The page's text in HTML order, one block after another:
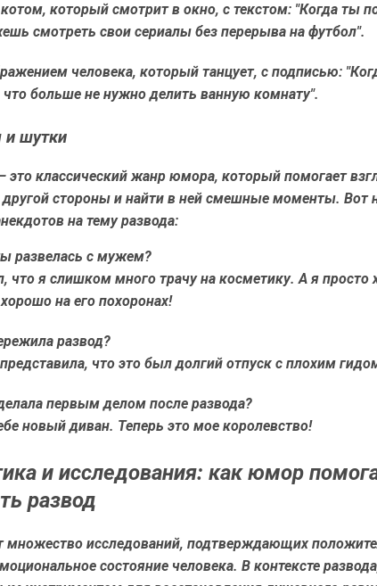
который смотрит в окно, с текстом: "Когда ты
смотреть свои сериалы без перерыва на футбол".
человека, который танцует, с подписью:
больше не нужно делить ванную комнату".
и шутки
классический жанр юмора, который помогает
другой стороны и найти в ней смешные моменты. Вот
на тему развода:
развелась с мужем?
что я слишком много трачу на косметику. А я просто
на его похоронах!
развод?
что это был долгий отпуск с плохим
первым делом после развода?
новый диван. Теперь это мое королевство!
и исследования: как юмор
развод
множество исследований, подтверждающих
состояние человека. В контексте